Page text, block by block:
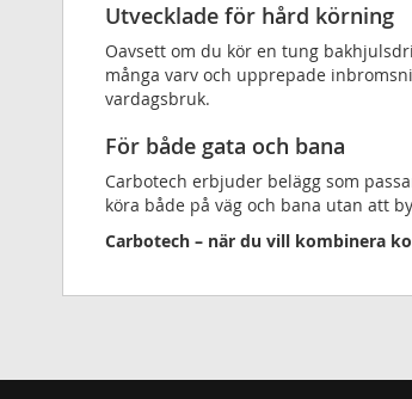
Utvecklade för hård körning
Oavsett om du kör en tung
många varv och upprepade
vardagsbruk.
För både gata och bana
Carbotech erbjuder belägg som
köra både på väg och bana utan att
Carbotech – när du vill kombinera